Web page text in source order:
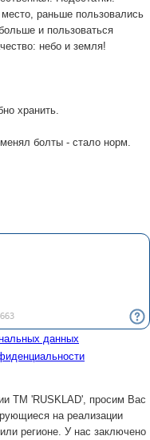
раньше пользовались
и пользоваться
небо и земля!
хранить.
болты - стало норм.
данных
TM 'RUSKLAD', просим Вас
на реализации
регионе. У нас заключено